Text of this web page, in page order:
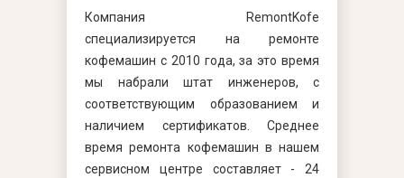
Компания RemontKofe
специализируется на ремонте
кофемашин с 2010 года, за это время
мы набрали штат инженеров, с
соответствующим образованием и
наличием сертификатов. Среднее
время ремонта кофемашин в нашем
сервисном центре составляет - 24